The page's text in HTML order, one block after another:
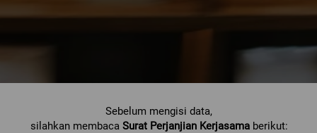
Sebelum mengisi data,
silahkan membaca Surat Perjanjian Kerjasama berikut: